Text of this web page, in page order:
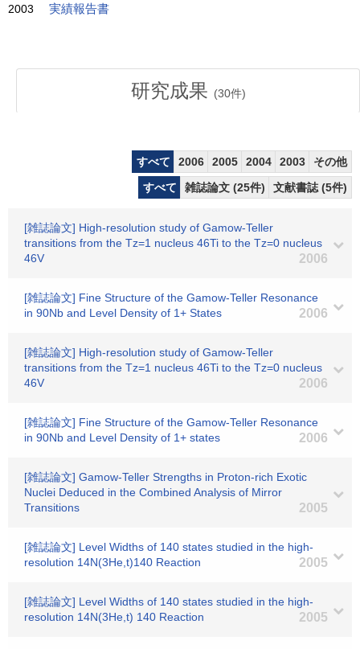
2003 実績報告書
研究成果 (30件)
すべて 2006 2005 2004 2003
その他
すべて
雑誌論文 (25件) 文献書誌 (5件)
[雑誌論文] High-resolution study of Gamow-Teller
transitions from the Tz=1 nucleus 46Ti to the Tz=0 nucleus
46V
2006
[雑誌論文] Fine Structure of the Gamow-Teller Resonance
in 90Nb and Level Density of 1+ States
2006
[雑誌論文] High-resolution study of Gamow-Teller
transitions from the Tz=1 nucleus 46Ti to the Tz=0 nucleus
46V
2006
[雑誌論文] Fine Structure of the Gamow-Teller Resonance
in 90Nb and Level Density of 1+ states
2006
[雑誌論文] Gamow-Teller Strengths in Proton-rich Exotic
Nuclei Deduced in the Combined Analysis of Mirror
Transitions
2005
[雑誌論文] Level Widths of 140 states studied in the high-
resolution 14N(3He,t)140 Reaction
2005
[雑誌論文] Level Widths of 140 states studied in the high-
resolution 14N(3He,t) 140 Reaction
2005